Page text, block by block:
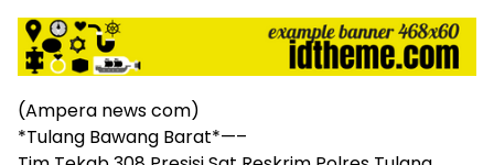
bergaya
trendi,
mengandung
unsur
edukasi,
gaya
(Ampera news com)
*Tulang Bawang Barat*—–